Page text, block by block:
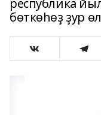
республика
бөткөһөҙ ҙур